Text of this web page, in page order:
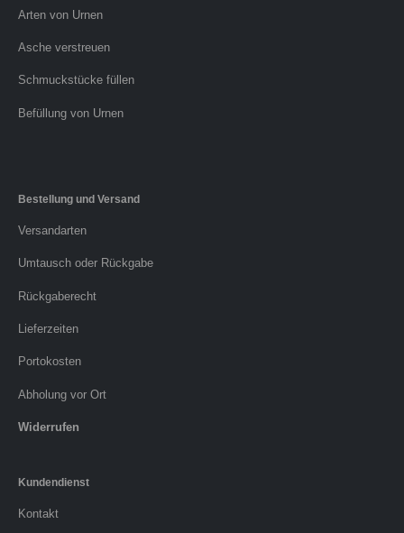
Arten von Urnen
Asche verstreuen
Schmuckstücke füllen
Befüllung von Urnen
Bestellung und Versand
Versandarten
Umtausch oder Rückgabe
Rückgaberecht
Lieferzeiten
Portokosten
Abholung vor Ort
Widerrufen
Kundendienst
Kontakt